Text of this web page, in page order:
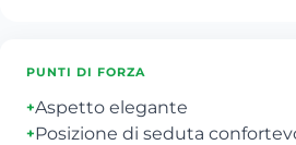
PUNTI DI FORZA
+Aspetto elegante
+Posizione di seduta